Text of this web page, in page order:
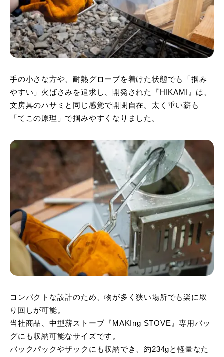
手の小さな方や、耐熱グローブを着けた状態でも「掴み
やすい」火ばさみを追求し、開発された『HIKAMI』は、
文房具のハサミと同じ感覚で開閉自在。太く重い薪も
「てこの原理」で掴みやすくなりました。
コンパクトな設計のため、物が多く狭い場所でも楽に取
り回しが可能。
当社商品、中型薪ストーブ『MAKIng STOVE』専用バッ
グにも収納可能なサイズです。
バックパックやザックにも収納でき、約234gと軽量なた